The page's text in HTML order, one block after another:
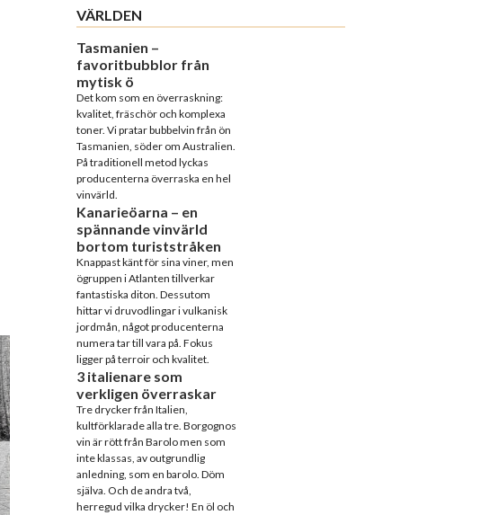
VÄRLDEN
Tasmanien –
favoritbubblor från
mytisk ö
Det kom som en överraskning:
kvalitet, fräschör och komplexa
toner. Vi pratar bubbelvin från ön
Tasmanien, söder om Australien.
På traditionell metod lyckas
producenterna överraska en hel
vinvärld.
Kanarieöarna – en
spännande vinvärld
bortom turiststråken
Knappast känt för sina viner, men
ögruppen i Atlanten tillverkar
fantastiska diton. Dessutom
hittar vi druvodlingar i vulkanisk
jordmån, något producenterna
numera tar till vara på. Fokus
ligger på terroir och kvalitet.
3 italienare som
verkligen överraskar
Tre drycker från Italien,
kultförklarade alla tre. Borgognos
vin är rött från Barolo men som
inte klassas, av outgrundlig
anledning, som en barolo. Döm
själva. Och de andra två,
herregud vilka drycker! En öl och